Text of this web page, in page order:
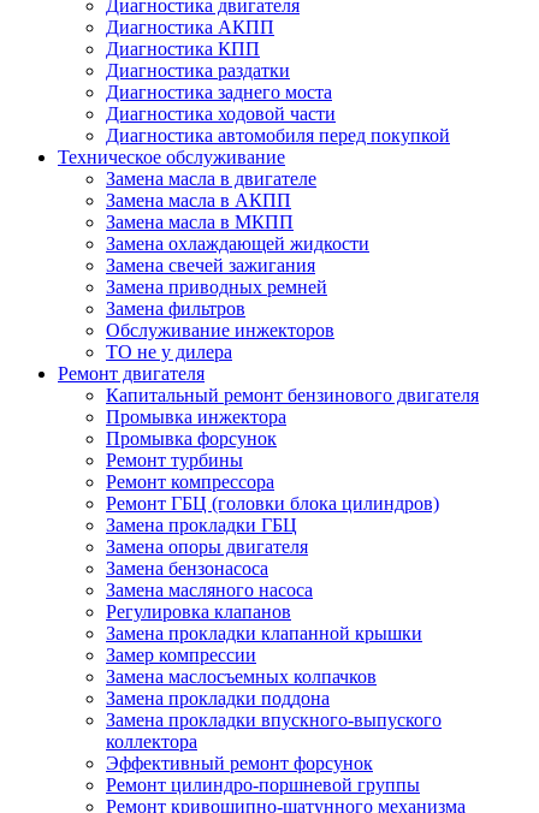
Диагностика двигателя
Диагностика АКПП
Диагностика КПП
Диагностика раздатки
Диагностика заднего моста
Диагностика ходовой части
Диагностика автомобиля перед покупкой
Техническое обслуживание
Замена масла в двигателе
Замена масла в АКПП
Замена масла в МКПП
Замена охлаждающей жидкости
Замена свечей зажигания
Замена приводных ремней
Замена фильтров
Обслуживание инжекторов
ТО не у дилера
Ремонт двигателя
Капитальный ремонт бензинового двигателя
Промывка инжектора
Промывка форсунок
Ремонт турбины
Ремонт компрессора
Ремонт ГБЦ (головки блока цилиндров)
Замена прокладки ГБЦ
Замена опоры двигателя
Замена бензонасоса
Замена масляного насоса
Регулировка клапанов
Замена прокладки клапанной крышки
Замер компрессии
Замена маслосъемных колпачков
Замена прокладки поддона
Замена прокладки впускного-выпуского
коллектора
Эффективный ремонт форсунок
Ремонт цилиндро-поршневой группы
Ремонт кривошипно-шатунного механизма